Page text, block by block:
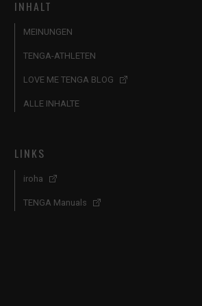
INHALT
MEINUNGEN
TENGA-ATHLETEN
LOVE ME TENGA BLOG
ALLE INHALTE
LINKS
iroha
TENGA Manuals